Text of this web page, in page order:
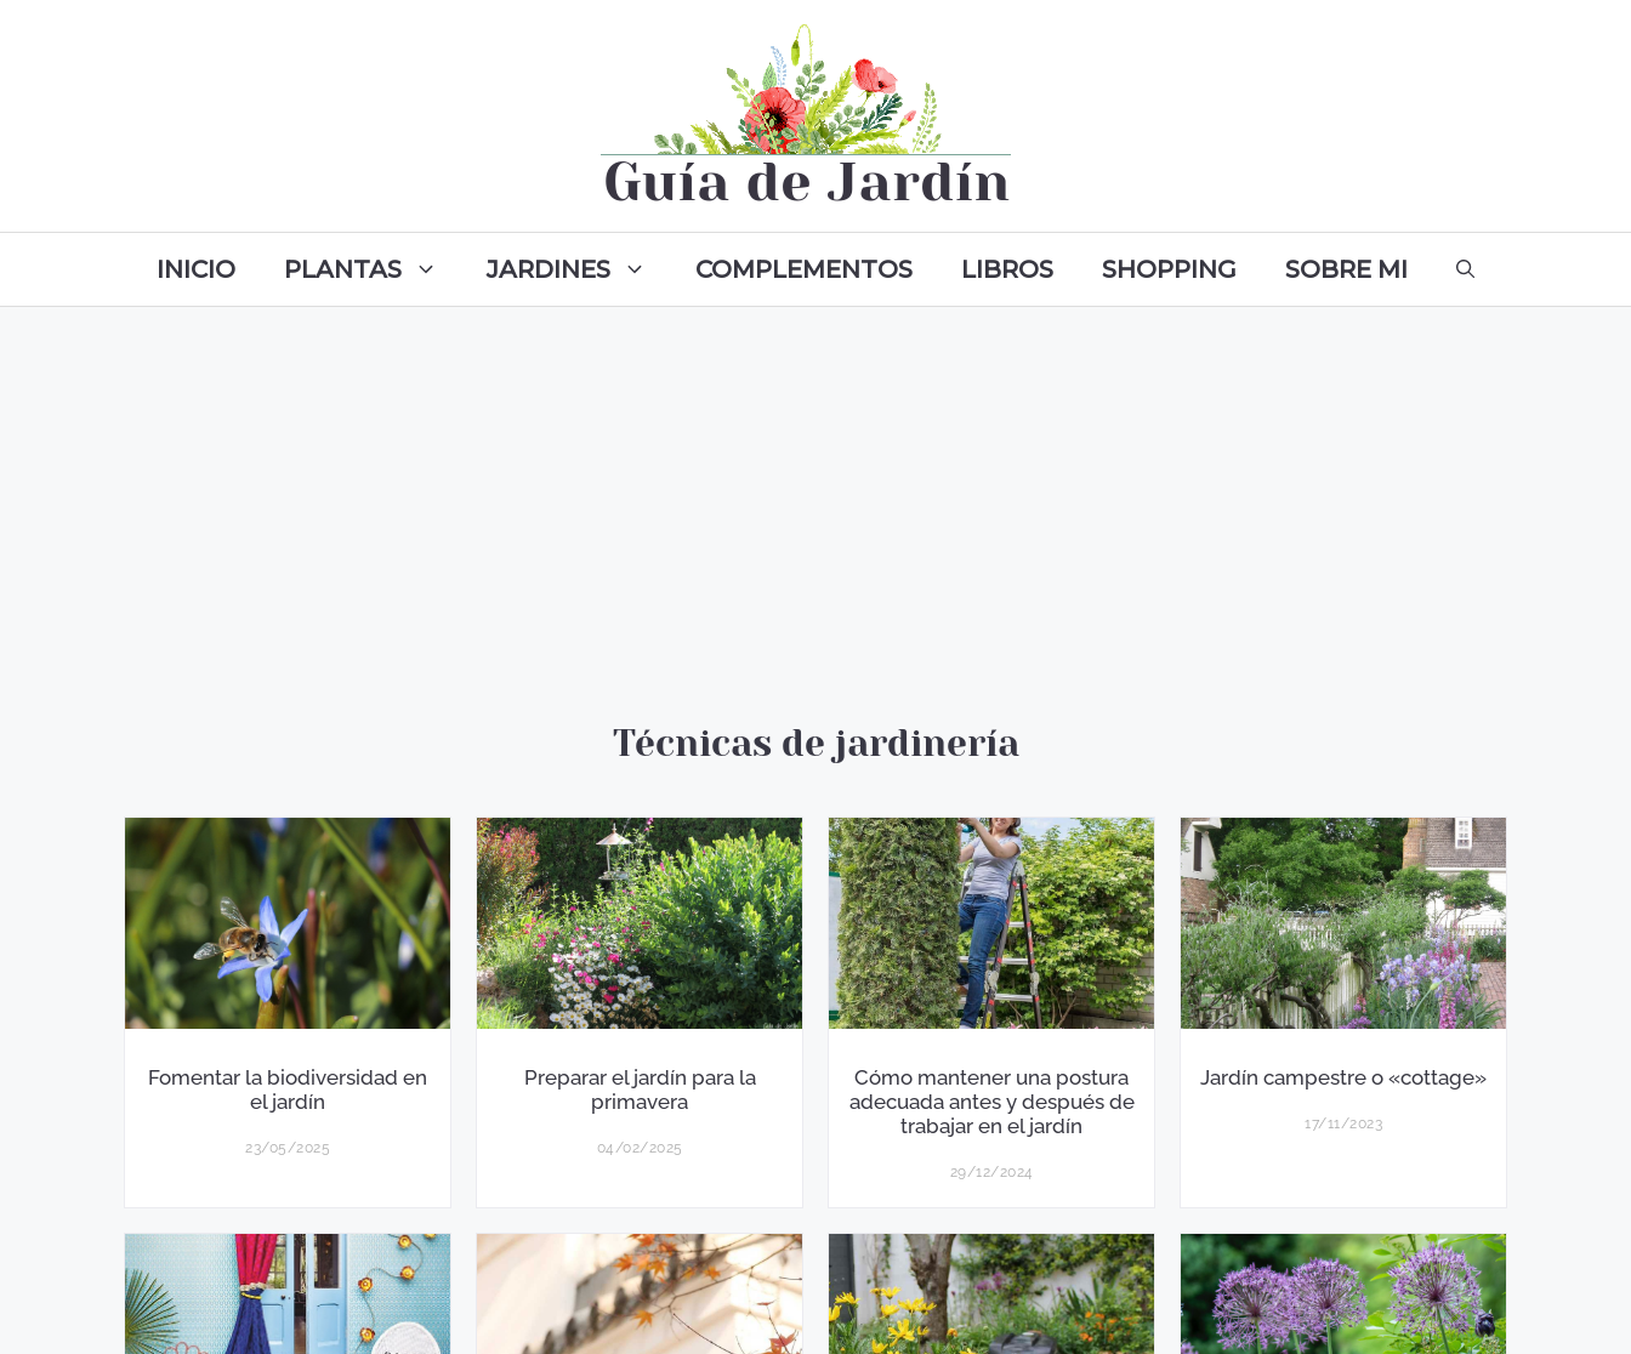
INICIO PLANTAS JARDINES COMPLEMENTOS LIBROS SHOPPING SOBRE MI
Técnicas de jardinería
Fomentar la biodiversidad en
el jardín
23/05/2025
Preparar el jardín para la
primavera
04/02/2025
Cómo mantener una postura
adecuada antes y después de
trabajar en el jardín
29/12/2024
Jardín campestre o «cottage»
17/11/2023